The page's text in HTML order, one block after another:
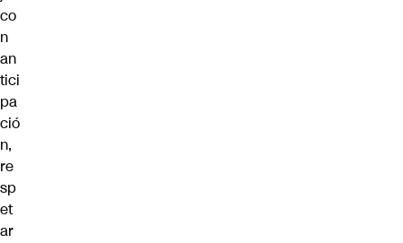
co
n
an
tici
pa
ció
n,
re
sp
et
ar